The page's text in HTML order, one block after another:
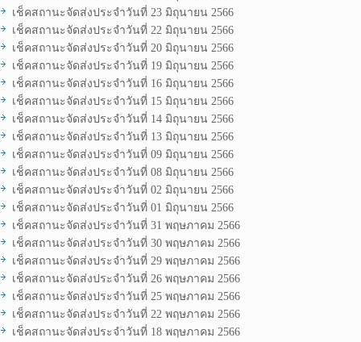
เช็คสถานะจัดส่งประจำวันที่ 23 มิถุนายน 2566
เช็คสถานะจัดส่งประจำวันที่ 22 มิถุนายน 2566
เช็คสถานะจัดส่งประจำวันที่ 20 มิถุนายน 2566
เช็คสถานะจัดส่งประจำวันที่ 19 มิถุนายน 2566
เช็คสถานะจัดส่งประจำวันที่ 16 มิถุนายน 2566
เช็คสถานะจัดส่งประจำวันที่ 15 มิถุนายน 2566
เช็คสถานะจัดส่งประจำวันที่ 14 มิถุนายน 2566
เช็คสถานะจัดส่งประจำวันที่ 13 มิถุนายน 2566
เช็คสถานะจัดส่งประจำวันที่ 09 มิถุนายน 2566
เช็คสถานะจัดส่งประจำวันที่ 08 มิถุนายน 2566
เช็คสถานะจัดส่งประจำวันที่ 02 มิถุนายน 2566
เช็คสถานะจัดส่งประจำวันที่ 01 มิถุนายน 2566
เช็คสถานะจัดส่งประจำวันที่ 31 พฤษภาคม 2566
เช็คสถานะจัดส่งประจำวันที่ 30 พฤษภาคม 2566
เช็คสถานะจัดส่งประจำวันที่ 29 พฤษภาคม 2566
เช็คสถานะจัดส่งประจำวันที่ 26 พฤษภาคม 2566
เช็คสถานะจัดส่งประจำวันที่ 25 พฤษภาคม 2566
เช็คสถานะจัดส่งประจำวันที่ 22 พฤษภาคม 2566
เช็คสถานะจัดส่งประจำวันที่ 18 พฤษภาคม 2566